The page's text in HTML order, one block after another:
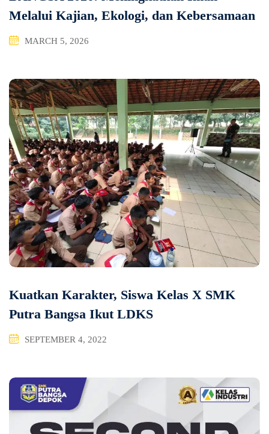
Melalui Kajian, Ekologi, dan Kebersamaan
MARCH 5, 2026
Kuatkan Karakter, Siswa Kelas X SMK
Putra Bangsa Ikut LDKS
SEPTEMBER 4, 2022